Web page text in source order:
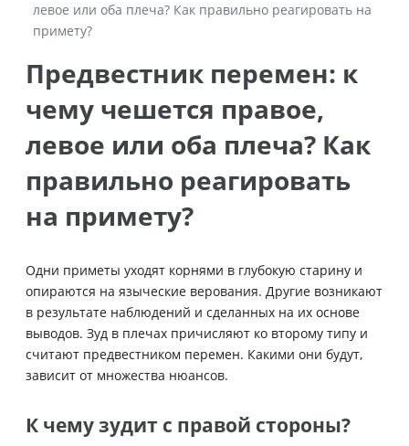
левое или оба плеча? Как правильно реагировать на
примету?
Предвестник перемен: к
чему чешется правое,
левое или оба плеча? Как
правильно реагировать
на примету?
Одни приметы уходят корнями в глубокую старину и
опираются на языческие верования. Другие возникают
в результате наблюдений и сделанных на их основе
выводов. Зуд в плечах причисляют ко второму типу и
считают предвестником перемен. Какими они будут,
зависит от множества нюансов.
К чему зудит с правой стороны?